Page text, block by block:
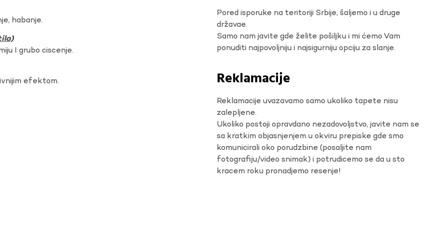
habanje.
I grubo ciscenje.
efektom.
Pored isporuke na teritoriji Srbije, šaljemo i u druge
državae.
Samo nam javite gde želite pošiljku i mi ćemo Vam
ponuditi najpovoljniju i najsigurniju opciju za slanje.
Reklamacije
Reklamacije uvazavamo samo ukoliko tapete nisu
zalepljene.
Ukoliko postoji opravdano nezadovoljstvo, javite nam se
sa kratkim objasnjenjem u okviru prepiske gde smo
komunicirali oko porudzbine (posaljite nam
fotografiju/video snimak) i potrudicemo se da u sto
kracem roku pronadjemo resenje!